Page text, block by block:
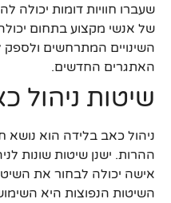
שעברו חוויות דומות יכולה
של אנשי מקצוע בתחום
השינויים המתרחשים
האתגרים החדשים.
שיטות ניהול
ניהול כאב בלידה הוא
ההרות. ישנן שיטות שונות
אישה יכולה לבחור את
השיטות הנפוצות היא